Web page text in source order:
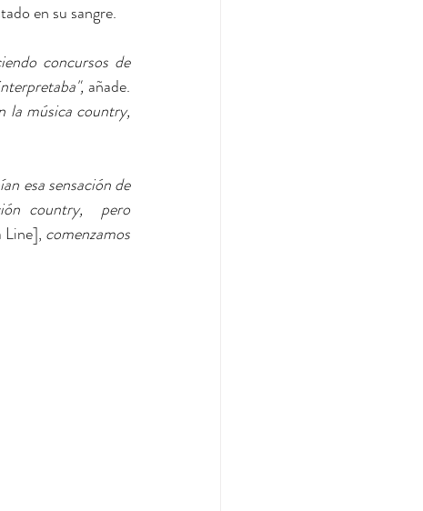
en su sangre.
concursos de
añade.
la música country,
esa sensación de
country,  pero
Line], comenzamos